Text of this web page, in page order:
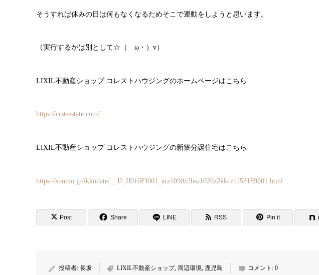
そうすれば休みの日は何もなくなるためそこで運動をしようと思います。
（実行するかは別として☆（ゝω・）v）
LIXIL不動産ショップ コレストハウジングのホームページはこちら
https://crst-estate.com/
LIXIL不動産ショップ コレストハウジングの新築分譲住宅はこちら
https://suumo.jp/ikkodate/__JJ_JJ010FJ001_arz1090z2bsz1020z2kkcz1153189001.html
Post Share LINE RSS Pin it
投稿者: 長坂 LIXIL不動産ショップ, 周辺環境 鹿児島 コメント: 0